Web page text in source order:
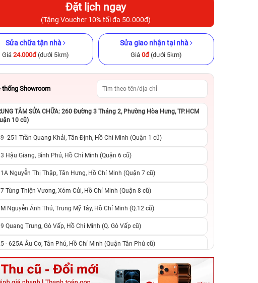
13 Pro Max 128GB Cũ
chính hãng
14.990.000đ
đổi, 0 gọi người thân
hãng
11.990.000đ
15.990.000đ
-4.000.000đ
chuyển đổi, 0 gọi người thân
-6.000.000đ
Đặt lịch ngay
(Tặng Voucher 10% tối đa 50.000đ)
Sửa chữa tận nhà
Giá 24.000đ(dưới 5km)
Sửa giao nhận tại nhà
Giá 0đ(dưới 5km)
thống Showroom
TÂM SỬA CHỮA: 260 Đường 3 Tháng 2, Phường Hòa Hưng, TP.HCM
10 cũ)
-251 Trần Quang Khải, Tân Định, Hồ Chí Minh (Quận 1 cũ)
Hậu Giang, Bình Phú, Hồ Chí Minh (Quận 6 cũ)
Nguyễn Thị Thập, Tân Hưng, Hồ Chí Minh (Quận 7 cũ)
Tùng Thiện Vương, Xóm Củi, Hồ Chí Minh (Quận 8 cũ)
Nguyễn Ảnh Thủ, Trung Mỹ Tây, Hồ Chí Minh (Q.12 cũ)
Quang Trung, Gò Vấp, Hồ Chí Minh (Q. Gò Vấp cũ)
- 625A Âu Cơ, Tân Phú, Hồ Chí Minh (Quận Tân Phú cũ)
Lê Văn Việt, Tăng Nhơn Phú, Hồ Chí Minh (Q.9 TP. Thủ Đức cũ)
Võ Văn Ngân, Thủ Đức, Hồ Chí Minh (Bình Thọ, TP. Thủ Đức Cũ)